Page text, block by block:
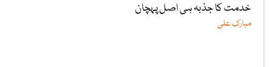
خدمت کا جذبہ ہی اصل پہچان
مبارک علی